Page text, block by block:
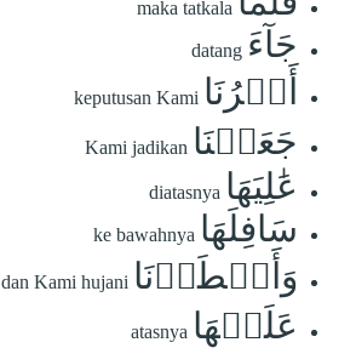
maka tatkala
جَآءَ datang
أَمۡرُنَا keputusan Kami
جَعَلۡنَا Kami jadikan
عَٰلِيَهَا diatasnya
سَافِلَهَا ke bawahnya
وَأَمۡطَرۡنَا dan Kami hujani
عَلَيۡهَا atasnya